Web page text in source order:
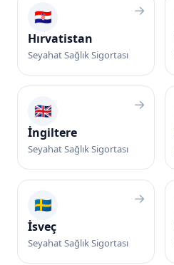
🇭🇷
Hırvatistan
Seyahat Sağlık Sigortası
→
🇬🇧
İngiltere
Seyahat Sağlık Sigortası
→
🇸🇪
İsveç
Seyahat Sağlık Sigortası
→